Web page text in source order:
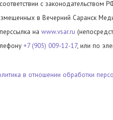
с законодательством
в Вечерний Саранск
на www.vsar.ru
+7 (905) 009-12-17, или по
в отношении обработки